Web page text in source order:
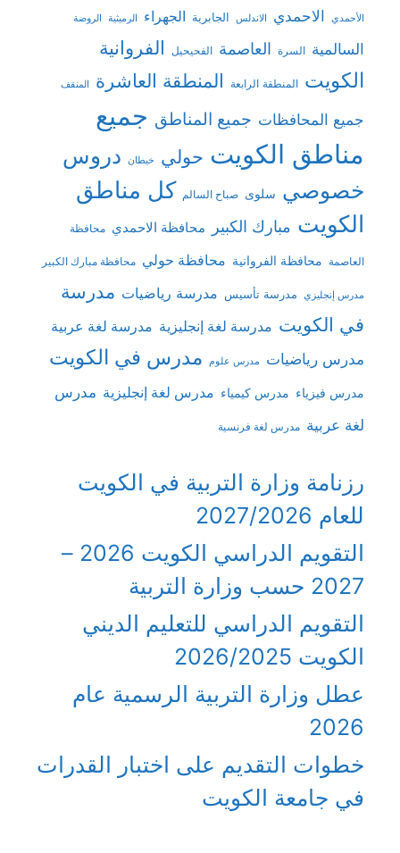
الأحمدي الاحمدي الاندلس الجابرية الجهراء الرميثية الروضة
السالمية السرة العاصمة الفحيحيل الفروانية
الكويت المنطقة الرابعة المنطقة العاشرة المنقف
جميع المحافظات جميع المناطق جميع
مناطق الكويت حولي خيطان دروس
خصوصي سلوى صباح السالم كل مناطق
الكويت مبارك الكبير محافظة الاحمدي محافظة
العاصمة محافظة الفروانية محافظة حولي محافظة مبارك الكبير
مدرس إنجليزي مدرسة تأسيس مدرسة رياضيات مدرسة
في الكويت مدرسة لغة إنجليزية مدرسة لغة عربية
مدرس رياضيات مدرس علوم مدرس في الكويت
مدرس فيزياء مدرس كيمياء مدرس لغة إنجليزية مدرس
لغة عربية مدرس لغة فرنسية
رزنامة وزارة التربية في الكويت
للعام 2027/2026
التقويم الدراسي الكويت 2026 –
2027 حسب وزارة التربية
التقويم الدراسي للتعليم الديني
الكويت 2026/2025
عطل وزارة التربية الرسمية عام
2026
خطوات التقديم على اختبار القدرات
في جامعة الكويت